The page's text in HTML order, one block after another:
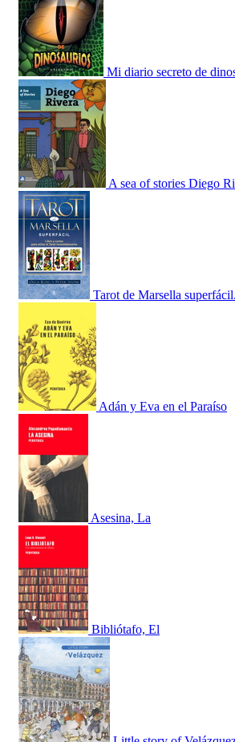
Mi diario secreto de
A sea of stories Diego
Tarot de Marsella
Adán y Eva en el Paraíso
Asesina, La
Bibliótafo, El